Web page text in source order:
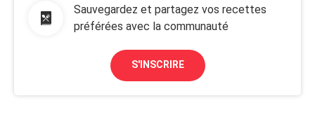
Sauvegardez et partagez vos recettes
préférées avec la communauté
S'INSCRIRE